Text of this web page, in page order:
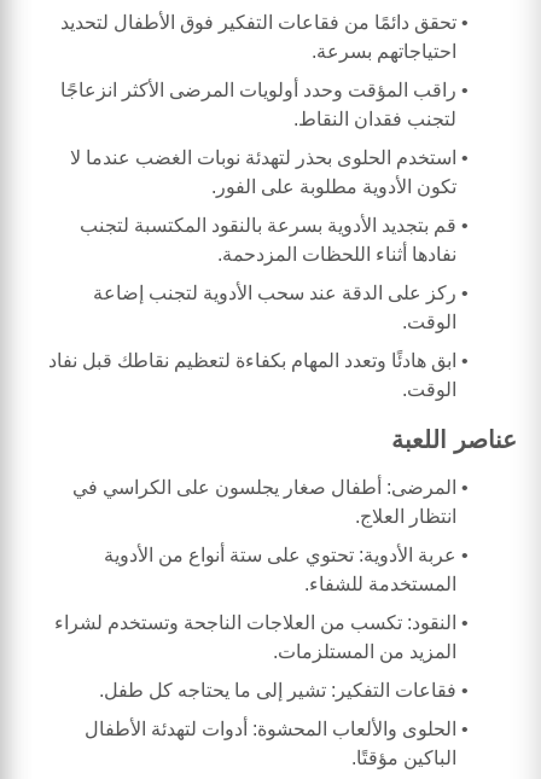
تحقق دائمًا من فقاعات التفكير فوق الأطفال لتحديد
احتياجاتهم بسرعة.
راقب المؤقت وحدد أولويات المرضى الأكثر انزعاجًا
لتجنب فقدان النقاط.
استخدم الحلوى بحذر لتهدئة نوبات الغضب عندما لا
تكون الأدوية مطلوبة على الفور.
قم بتجديد الأدوية بسرعة بالنقود المكتسبة لتجنب
نفادها أثناء اللحظات المزدحمة.
ركز على الدقة عند سحب الأدوية لتجنب إضاعة
الوقت.
ابق هادئًا وتعدد المهام بكفاءة لتعظيم نقاطك قبل نفاد
الوقت.
عناصر اللعبة
المرضى: أطفال صغار يجلسون على الكراسي في
انتظار العلاج.
عربة الأدوية: تحتوي على ستة أنواع من الأدوية
المستخدمة للشفاء.
النقود: تكسب من العلاجات الناجحة وتستخدم لشراء
المزيد من المستلزمات.
فقاعات التفكير: تشير إلى ما يحتاجه كل طفل.
الحلوى والألعاب المحشوة: أدوات لتهدئة الأطفال
الباكين مؤقتًا.